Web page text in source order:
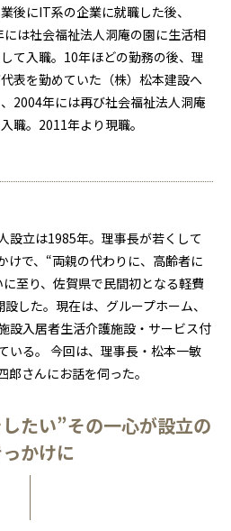
後にIT系の企業に就職した後、
には社会福祉法人洞庵の園に生活相
て入職。10年ほどの勤務の後、理
表を勤めていた（株）松本建設へ
2004年には再び社会福祉法人洞庵
職。2011年より現職。
設立は1985年。理事長が若くして
けで、“両親の代わりに、高齢者に
至り、佐賀県で民間初となる軽費
した。現在は、グループホーム、
設入居者生活介護施設・サービス付
いる。 今回は、理事長・松本一敏
さんにお話を伺った。
たい”その一心が設立の
っかけに